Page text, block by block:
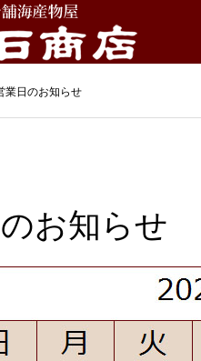
業日のお知らせ
お知らせ